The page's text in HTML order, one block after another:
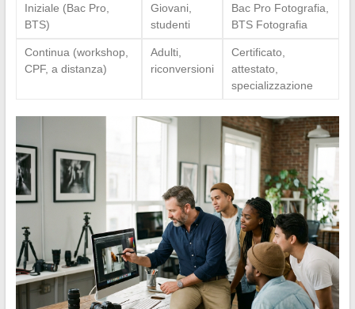
Iniziale (Bac Pro,
BTS)
Giovani,
studenti
Bac Pro Fotografia,
BTS Fotografia
Continua (workshop,
CPF, a distanza)
Adulti,
riconversioni
Certificato,
attestato,
specializzazione